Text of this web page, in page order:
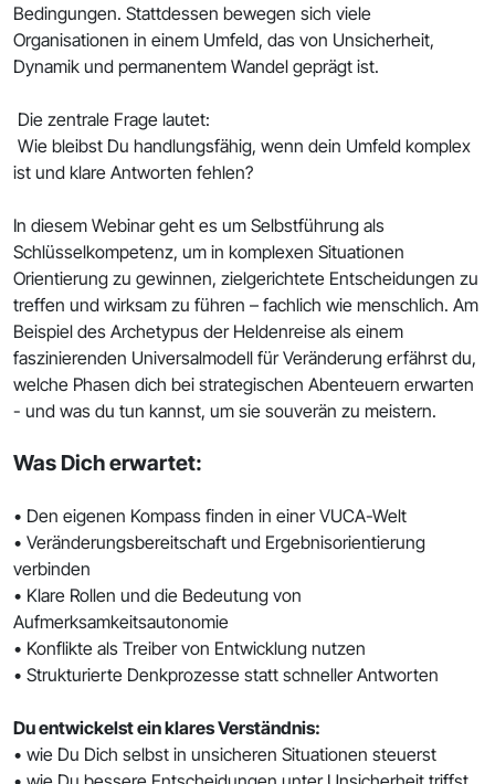
Bedingungen. Stattdessen bewegen sich viele
Organisationen in einem Umfeld, das von Unsicherheit,
Dynamik und permanentem Wandel geprägt ist.
Die zentrale Frage lautet:
Wie bleibst Du handlungsfähig, wenn dein Umfeld komplex
ist und klare Antworten fehlen?
In diesem Webinar geht es um Selbstführung als
Schlüsselkompetenz, um in komplexen Situationen
Orientierung zu gewinnen, zielgerichtete Entscheidungen zu
treffen und wirksam zu führen – fachlich wie menschlich. Am
Beispiel des Archetypus der Heldenreise als einem
faszinierenden Universalmodell für Veränderung erfährst du,
welche Phasen dich bei strategischen Abenteuern erwarten
- und was du tun kannst, um sie souverän zu meistern.
Was Dich erwartet:
• Den eigenen Kompass finden in einer VUCA-Welt
• Veränderungsbereitschaft und Ergebnisorientierung
verbinden
• Klare Rollen und die Bedeutung von
Aufmerksamkeitsautonomie
• Konflikte als Treiber von Entwicklung nutzen
• Strukturierte Denkprozesse statt schneller Antworten
Du entwickelst ein klares Verständnis:
• wie Du Dich selbst in unsicheren Situationen steuerst